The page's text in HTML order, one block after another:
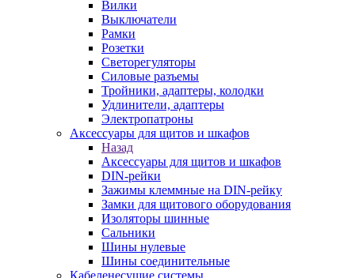
Вилки
Выключатели
Рамки
Розетки
Светорегуляторы
Силовые разъемы
Тройники, адаптеры, колодки
Удлинители, адаптеры
Электропатроны
Аксессуары для щитов и шкафов
Назад
Аксессуары для щитов и шкафов
DIN-рейки
Зажимы клеммные на DIN-рейку
Замки для щитового оборудования
Изоляторы шинные
Сальники
Шины нулевые
Шины соединительные
Кабеленесущие системы